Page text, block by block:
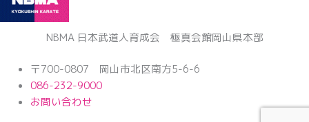
NBMA 日本武道人育成会 極真会館岡山県本部
〒700-0807 岡山市北区南方5-6-6
086-232-9000
お問い合わせ